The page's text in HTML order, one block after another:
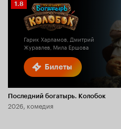
Билеты
Рейтинг
Кинопоиска
1.8
Гарик Харламов, Дмитрий
Журавлев, Мила Ершова
Последний богатырь. Колобок
2026, комедия